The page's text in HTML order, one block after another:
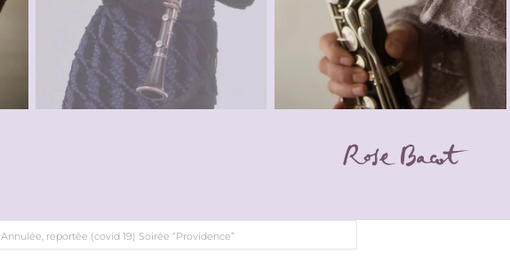
Annulée, reportée (covid 19) Soirée “Providence”